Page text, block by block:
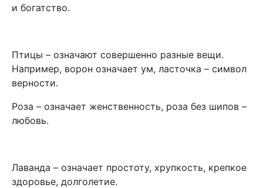
и богатство.
Птицы – означают совершенно разные вещи.
Например, ворон означает ум, ласточка – символ
верности.
Роза – означает женственность, роза без шипов –
любовь.
Лаванда – означает простоту, хрупкость, крепкое
здоровье, долголетие.